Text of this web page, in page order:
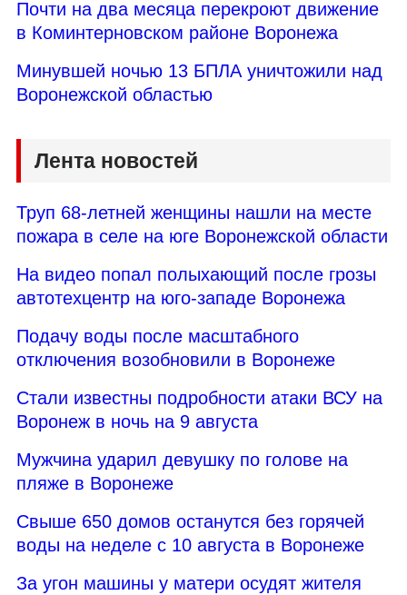
Почти на два месяца перекроют движение
в Коминтерновском районе Воронежа
Минувшей ночью 13 БПЛА уничтожили над
Воронежской областью
Лента новостей
Труп 68-летней женщины нашли на месте
пожара в селе на юге Воронежской области
На видео попал полыхающий после грозы
автотехцентр на юго-западе Воронежа
Подачу воды после масштабного
отключения возобновили в Воронеже
Стали известны подробности атаки ВСУ на
Воронеж в ночь на 9 августа
Мужчина ударил девушку по голове на
пляже в Воронеже
Свыше 650 домов останутся без горячей
воды на неделе с 10 августа в Воронеже
За угон машины у матери осудят жителя